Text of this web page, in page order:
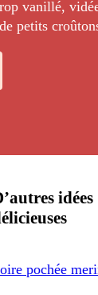
vanillé,
petits
idées
pochée